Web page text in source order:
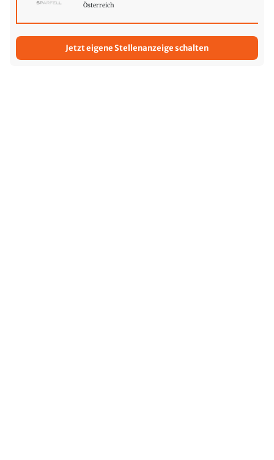
Österreich
Jetzt eigene Stellenanzeige schalten